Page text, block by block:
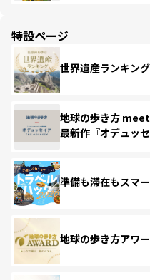
特設ページ
世界遺産ランキング
地球の歩き方
最新作『オデュッセ
準備も滞在もスマ
地球の歩き方アワ